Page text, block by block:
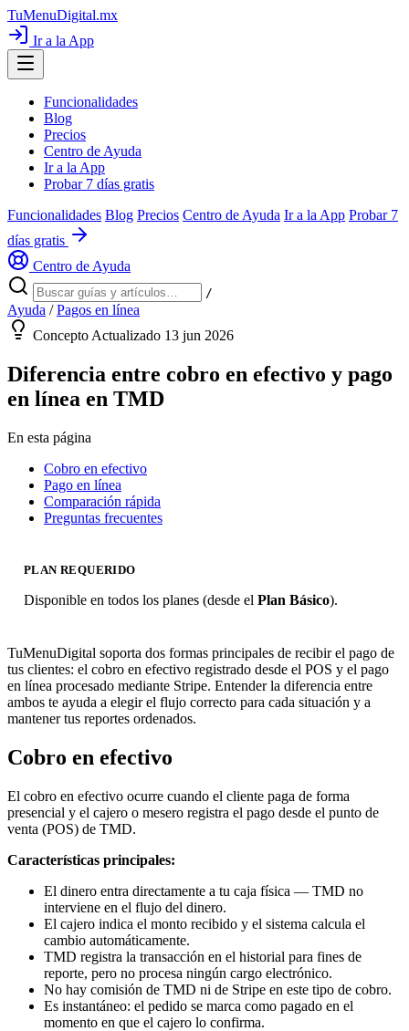
TuMenuDigital.mx
Ir a la App
Funcionalidades
Blog
Precios
Centro de Ayuda
Ir a la App
Probar 7 días gratis
Funcionalidades Blog Precios Centro de Ayuda Ir a la App Probar 7
días gratis
Centro de Ayuda
/
Ayuda / Pagos en línea
Concepto Actualizado 13 jun 2026
Diferencia entre cobro en efectivo y pago
en línea en TMD
En esta página
Cobro en efectivo
Pago en línea
Comparación rápida
Preguntas frecuentes
PLAN REQUERIDO
Disponible en todos los planes (desde el Plan Básico).
TuMenuDigital soporta dos formas principales de recibir el pago de
tus clientes: el cobro en efectivo registrado desde el POS y el pago
en línea procesado mediante Stripe. Entender la diferencia entre
ambos te ayuda a elegir el flujo correcto para cada situación y a
mantener tus reportes ordenados.
Cobro en efectivo
El cobro en efectivo ocurre cuando el cliente paga de forma
presencial y el cajero o mesero registra el pago desde el punto de
venta (POS) de TMD.
Características principales:
El dinero entra directamente a tu caja física — TMD no
interviene en el flujo del dinero.
El cajero indica el monto recibido y el sistema calcula el
cambio automáticamente.
TMD registra la transacción en el historial para fines de
reporte, pero no procesa ningún cargo electrónico.
No hay comisión de TMD ni de Stripe en este tipo de cobro.
Es instantáneo: el pedido se marca como pagado en el
momento en que el cajero lo confirma.